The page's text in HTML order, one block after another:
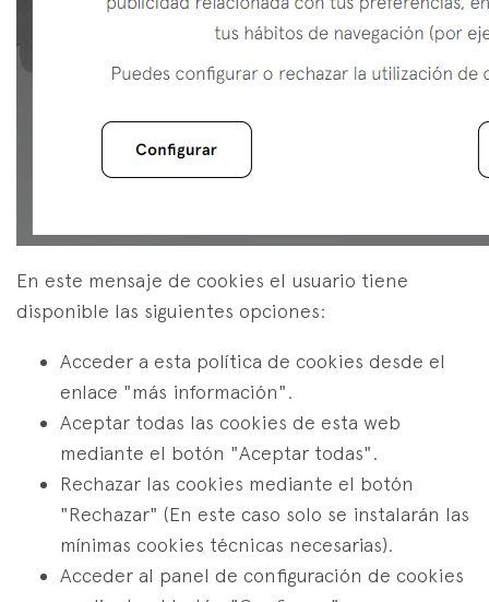
En este mensaje de cookies el usuario tiene
disponible las siguientes opciones:
Acceder a esta política de cookies desde el
enlace "más información".
Aceptar todas las cookies de esta web
mediante el botón "Aceptar todas".
Rechazar las cookies mediante el botón
"Rechazar" (En este caso solo se instalarán las
mínimas cookies técnicas necesarias).
Acceder al panel de configuración de cookies